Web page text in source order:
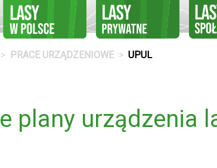
PRACE URZĄDZENIOWE UPUL
plany urządzenia